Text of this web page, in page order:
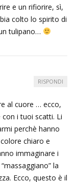
e un rifiorire, sì,
colto lo spirito di
tulipano…
al cuore … ecco,
i tuoi scatti. Li
perchè hanno
chiaro e
immaginare i
la
Ecco, questo è il
RISPONDI